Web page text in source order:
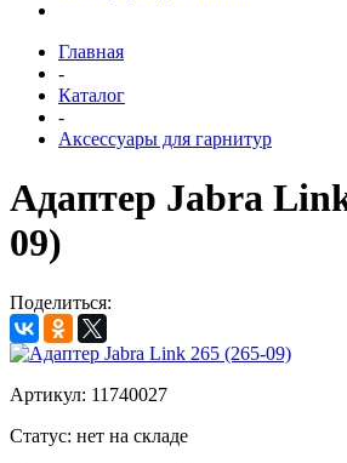
Главная
-
Каталог
-
Аксессуары для гарнитур
Адаптер Jabra
09)
Поделиться:
Артикул: 11740027
Статус: нет на складе